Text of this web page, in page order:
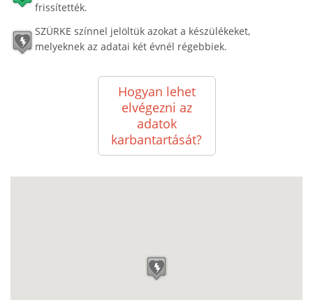
frissítették.
SZÜRKE színnel jelöltük azokat a készülékeket,
melyeknek az adatai két évnél régebbiek.
Hogyan lehet
elvégezni az
adatok
karbantartását?